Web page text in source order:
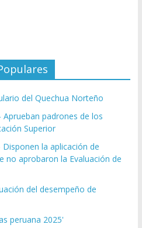
del Quechua Norteño
Aprueban padrones de los
Superior
Disponen la aplicación de
no aprobaron la Evaluación de
del desempeño de
peruana 2025'